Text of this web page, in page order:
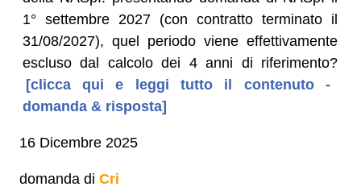
1° settembre 2027 (con contratto terminato il
31/08/2027), quel periodo viene effettivamente
escluso dal calcolo dei 4 anni di riferimento?
[clicca qui e leggi tutto il contenuto -
domanda & risposta]
16 Dicembre 2025
domanda di Cri